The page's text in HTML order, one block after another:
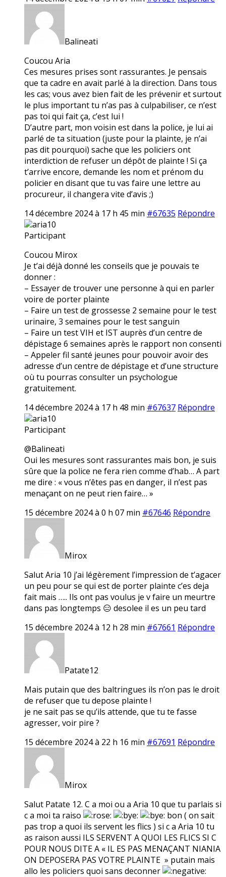
Balineati
Coucou Aria
Ces mesures prises sont rassurantes. Je pensais
que ta cadre en avait parlé à la direction. Dans tous
les cas; vous avez bien fait de les prévenir et surtout
le plus important tu n’as pas à culpabiliser, ce n’est
pas toi qui fait ça, c’est lui !
D’autre part, mon voisin est dans la police, je lui ai
parlé de ta situation (juste pour la plainte, je n’ai
pas dit pourquoi) sache que les policiers ont
interdiction de refuser un dépôt de plainte ! Si ça
t’arrive encore, demande les nom et prénom du
policier en disant que tu vas faire une lettre au
procureur, il changera vite d’avis ;)
14 décembre 2024 à 17 h 45 min #67635 Répondre
aria10
Participant
Coucou Mirox
Je t’ai déjà donné les conseils que je pouvais te
donner :
– Essayer de trouver une personne à qui en parler
voire de porter plainte
– Faire un test de grossesse 2 semaine pour le test
urinaire, 3 semaines pour le test sanguin
– Faire un test VIH et IST auprès d’un centre de
dépistage 6 semaines après le rapport non consenti
– Appeler fil santé jeunes pour pouvoir avoir des
adresse d’un centre de dépistage et d’une structure
où tu pourras consulter un psychologue
gratuitement.
14 décembre 2024 à 17 h 48 min #67637 Répondre
aria10
Participant
@Balineati
Oui les mesures sont rassurantes mais bon, je suis
sûre que la police ne fera rien comme d’hab… A part
me dire : « vous n’êtes pas en danger, il n’est pas
menaçant on ne peut rien faire… »
15 décembre 2024 à 0 h 07 min #67646 Répondre
Mirox
Salut Aria 10 j’ai légèrement l’impression de t’agacer
un peu pour se qui est de porter plainte c’es deja
fait mais ….. Ils ont pas voulus je v faire un meurtre
dans pas longtemps 😑 desolee il es un peu tard
15 décembre 2024 à 12 h 28 min #67661 Répondre
Patate12
Mais putain que des baltringues ils n’on pas le droit
de refuser que tu depose plainte !
je ne sait pas se qu’ils attende, que tu te fasse
agresser, voir pire ?
15 décembre 2024 à 22 h 16 min #67691 Répondre
Mirox
Salut Patate 12. C a moi ou a Aria 10 que tu parlais si
c a moi ta raiso
bon ( on sait
pas trop a quoi ils servent les flics ) si c a Aria 10 tu
as raison aussi ILS SERVENT A QUOI LES FLICS SI C
POUR NOUS DITE A « IL ES PAS MENAÇANT NIANIA
ON DEPOSERA PAS VOTRE PLAINTE » putain mais
allo les policiers quoi sans deconner